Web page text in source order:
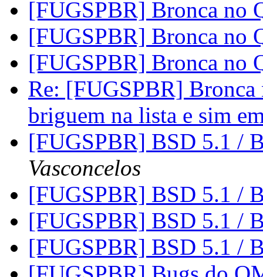
[FUGSPBR] Bronca
[FUGSPBR] Bronca
[FUGSPBR] Bronca
Re: [FUGSPBR]
briguem na lista e sim
[FUGSPBR] BSD 5.1 /
Vasconcelos
[FUGSPBR] BSD 5.1 /
[FUGSPBR] BSD 5.1 /
[FUGSPBR] BSD 5.1 /